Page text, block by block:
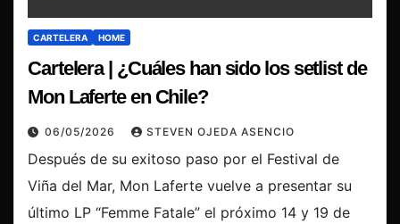
CARTELERA HOME
Cartelera | ¿Cuáles han sido los setlist de
Mon Laferte en Chile?
06/05/2026 STEVEN OJEDA ASENCIO
Después de su exitoso paso por el Festival de
Viña del Mar, Mon Laferte vuelve a presentar su
último LP “Femme Fatale” el próximo 14 y 19 de